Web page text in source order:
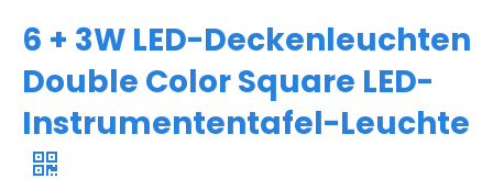
6 + 3W LED-Deckenleuchten
Double Color Square LED-
Instrumententafel-Leuchte